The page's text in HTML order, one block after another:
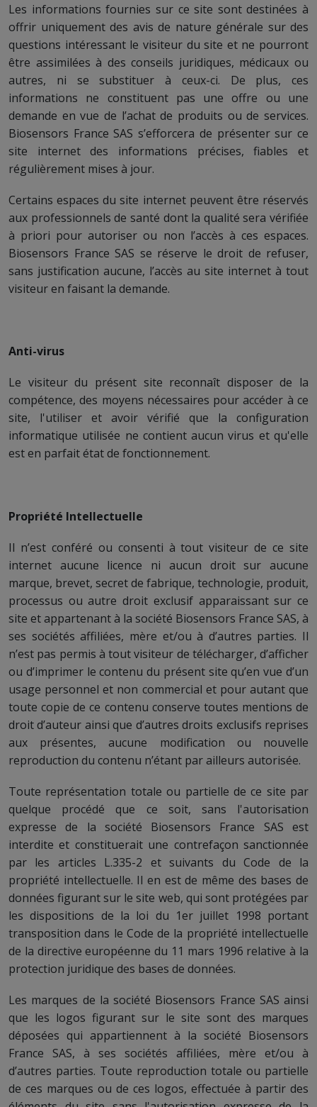
Les informations fournies sur ce site sont destinées à
offrir uniquement des avis de nature générale sur des
questions intéressant le visiteur du site et ne pourront
être assimilées à des conseils juridiques, médicaux ou
autres, ni se substituer à ceux-ci. De plus, ces
informations ne constituent pas une offre ou une
demande en vue de l’achat de produits ou de services.
Biosensors France SAS s’efforcera de présenter sur ce
site internet des informations précises, fiables et
régulièrement mises à jour.
Certains espaces du site internet peuvent être réservés
aux professionnels de santé dont la qualité sera vérifiée
à priori pour autoriser ou non l’accès à ces espaces.
Biosensors France SAS se réserve le droit de refuser,
sans justification aucune, l’accès au site internet à tout
visiteur en faisant la demande.
Anti-virus
Le visiteur du présent site reconnaît disposer de la
compétence, des moyens nécessaires pour accéder à ce
site, l'utiliser et avoir vérifié que la configuration
informatique utilisée ne contient aucun virus et qu'elle
est en parfait état de fonctionnement.
Propriété Intellectuelle
Il n’est conféré ou consenti à tout visiteur de ce site
internet aucune licence ni aucun droit sur aucune
marque, brevet, secret de fabrique, technologie, produit,
processus ou autre droit exclusif apparaissant sur ce
site et appartenant à la société Biosensors France SAS, à
ses sociétés affiliées, mère et/ou à d’autres parties. Il
n’est pas permis à tout visiteur de télécharger, d’afficher
ou d’imprimer le contenu du présent site qu’en vue d’un
usage personnel et non commercial et pour autant que
toute copie de ce contenu conserve toutes mentions de
droit d’auteur ainsi que d’autres droits exclusifs reprises
aux présentes, aucune modification ou nouvelle
reproduction du contenu n’étant par ailleurs autorisée.
Toute représentation totale ou partielle de ce site par
quelque procédé que ce soit, sans l'autorisation
expresse de la société Biosensors France SAS est
interdite et constituerait une contrefaçon sanctionnée
par les articles L.335-2 et suivants du Code de la
propriété intellectuelle. Il en est de même des bases de
données figurant sur le site web, qui sont protégées par
les dispositions de la loi du 1er juillet 1998 portant
transposition dans le Code de la propriété intellectuelle
de la directive européenne du 11 mars 1996 relative à la
protection juridique des bases de données.
Les marques de la société Biosensors France SAS ainsi
que les logos figurant sur le site sont des marques
déposées qui appartiennent à la société Biosensors
France SAS, à ses sociétés affiliées, mère et/ou à
d’autres parties. Toute reproduction totale ou partielle
de ces marques ou de ces logos, effectuée à partir des